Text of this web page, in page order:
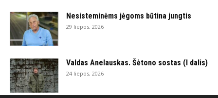
Nesisteminėms jėgoms būtina jungtis
29 liepos, 2026
Valdas Anelauskas. Šėtono sostas (I dalis)
24 liepos, 2026